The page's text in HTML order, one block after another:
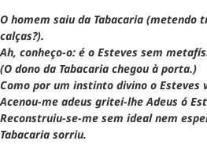
O homem saiu da Tabacaria (metendo
calças?).
Ah, conheço-o: é o Esteves sem
(O dono da Tabacaria chegou à porta.)
Como por um instinto divino o Esteves
Acenou-me adeus gritei-lhe Adeus ó
Reconstruiu-se-me sem ideal nem
Tabacaria sorriu.